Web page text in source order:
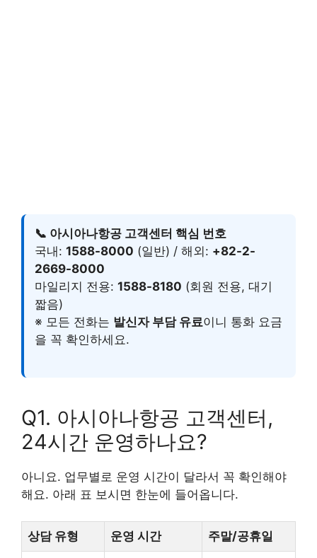
📞 아시아나항공 고객센터 핵심 번호
국내: 1588-8000 (일반) / 해외: +82-2-
2669-8000
마일리지 전용: 1588-8180 (회원 전용, 대기
짧음)
※ 모든 전화는 발신자 부담 유료이니 통화 요금
을 꼭 확인하세요.
Q1. 아시아나항공 고객센터,
24시간 운영하나요?
아니요. 업무별로 운영 시간이 달라서 꼭 확인해야
해요. 아래 표 보시면 한눈에 들어옵니다.
상담 유형 운영 시간 주말/공휴일